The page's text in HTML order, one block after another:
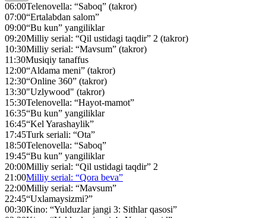
06:00Telenovella: “Saboq” (takror)
07:00“Ertalabdan salom”
09:00“Bu kun” yangiliklar
09:20Milliy serial: “Qil ustidagi taqdir” 2 (takror)
10:30Milliy serial: “Mavsum” (takror)
11:30Musiqiy tanaffus
12:00“Aldama meni” (takror)
12:30“Online 360” (takror)
13:30"Uzlywood" (takror)
15:30Telenovella: “Hayot-mamot”
16:35“Bu kun” yangiliklar
16:45“Kel Yarashaylik”
17:45Turk seriali: “Ota”
18:50Telenovella: “Saboq”
19:45“Bu kun” yangiliklar
20:00Milliy serial: “Qil ustidagi taqdir” 2
21:00Milliy serial: “Qora beva”
22:00Milliy serial: “Mavsum”
22:45“Uxlamaysizmi?”
00:30Kino: “Yulduzlar jangi 3: Sithlar qasosi”